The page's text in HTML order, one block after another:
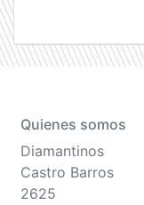
Quienes somos
Diamantinos
Castro Barros
2625